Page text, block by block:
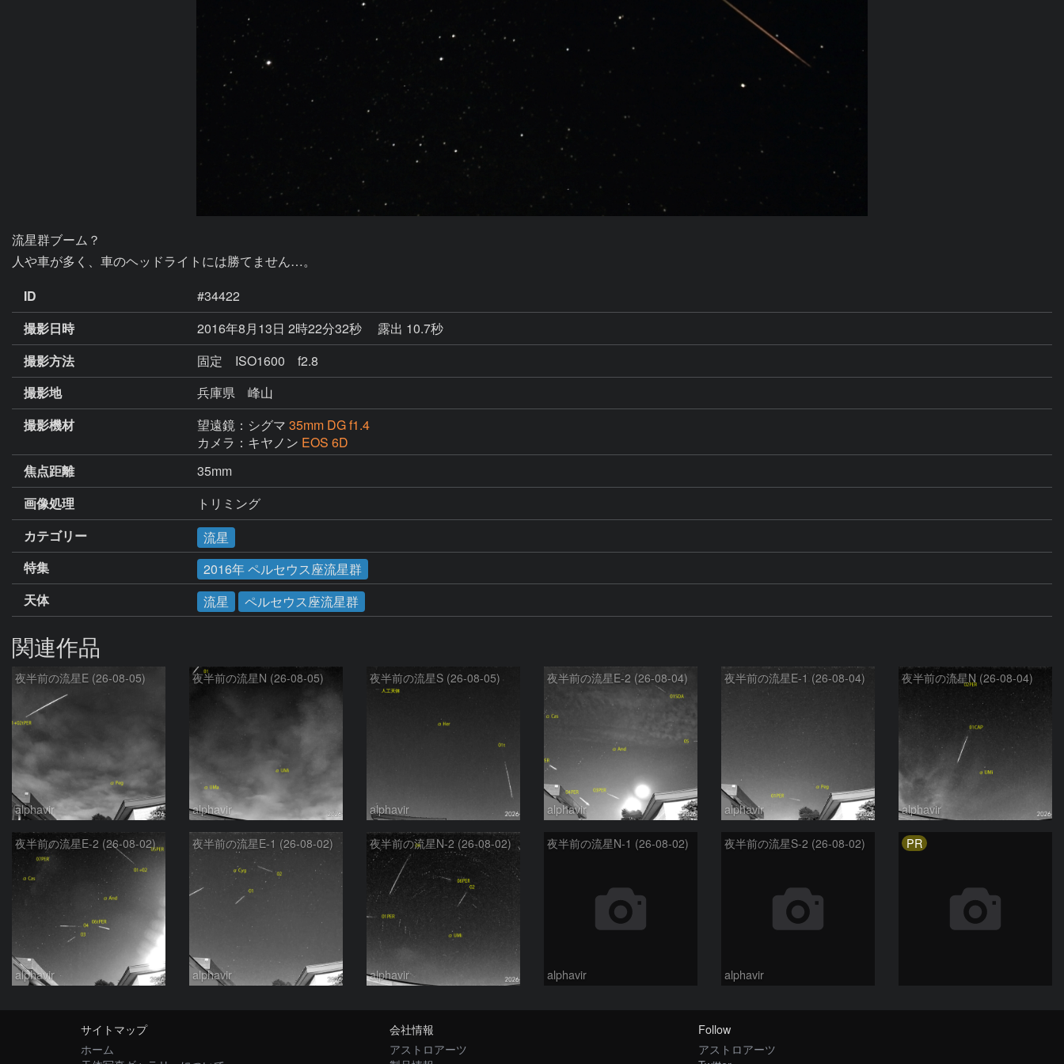
流星群ブーム？
人や車が多く、車のヘッドライトには勝てません…。
ID
#34422
撮影日時
2016年8月13日 2時22分32秒
露出 10.7秒
撮影方法
固定 ISO1600 f2.8
撮影地
兵庫県 峰山
撮影機材
望遠鏡：シグマ 35mm DG f1.4
カメラ：キヤノン EOS 6D
焦点距離
35mm
画像処理
トリミング
カテゴリー
流星
特集
2016年 ペルセウス座流星群
天体
流星 ペルセウス座流星群
関連作品
夜半前の流星E (26-08-05)
alphavir
夜半前の流星N (26-08-05)
alphavir
夜半前の流星S (26-08-05)
alphavir
夜半前の流星E-2 (26-08-04)
alphavir
夜半前の流星E-1 (26-08-04)
alphavir
夜半前の流星N (26-08-04)
alphavir
夜半前の流星E-2 (26-08-02)
alphavir
夜半前の流星E-1 (26-08-02)
alphavir
夜半前の流星N-2 (26-08-02)
alphavir
夜半前の流星N-1 (26-08-02)
alphavir
夜半前の流星S-2 (26-08-02)
alphavir
PR
サイトマップ
ホーム
会社情報
アストロアーツ
Follow
アストロアーツ